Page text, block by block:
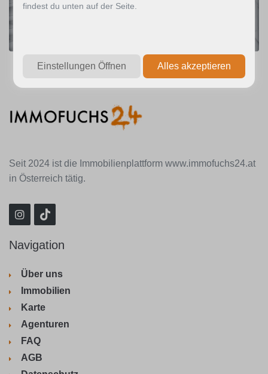
Seit 2024 ist die Immobilienplattform www.immofuchs24.at
in Österreich tätig.
Navigation
Über uns
Immobilien
Karte
Agenturen
FAQ
AGB
findest du unten auf der Seite.
Einstellungen Öffnen Alles akzeptieren